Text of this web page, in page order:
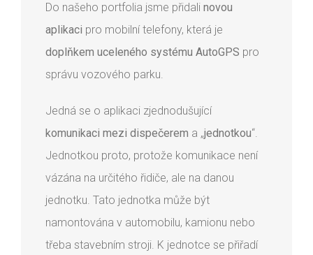
Do našeho portfolia jsme přidali novou
aplikaci pro mobilní telefony, která je
doplňkem uceleného systému AutoGPS pro
správu vozového parku.
Jedná se o aplikaci zjednodušující
komunikaci mezi dispečerem a „jednotkou“.
Jednotkou proto, protože komunikace není
vázána na určitého řidiče, ale na danou
jednotku. Tato jednotka může být
namontována v automobilu, kamionu nebo
třeba stavebním stroji. K jednotce se přiřadí